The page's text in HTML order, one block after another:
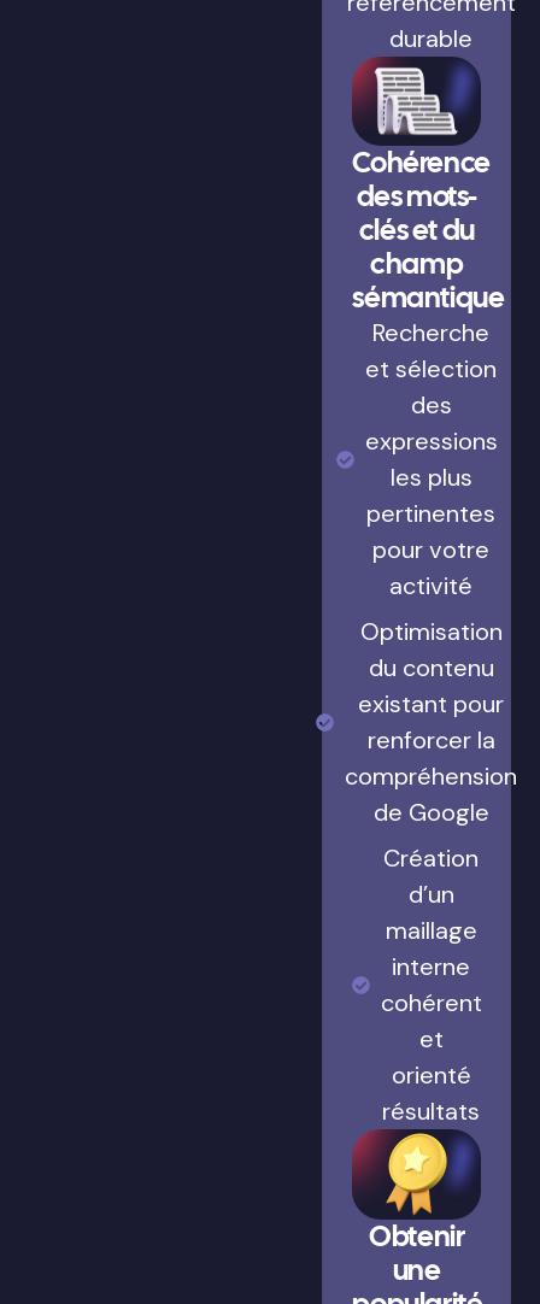
durable
Cohérence
des mots-
clés et du
champ
sémantique
Recherche
et sélection
des
expressions
les plus
pertinentes
pour votre
activité
Optimisation
du contenu
existant pour
renforcer la
compréhension
de Google
Création
d’un
maillage
interne
cohérent
et
orienté
résultats
Obtenir
une